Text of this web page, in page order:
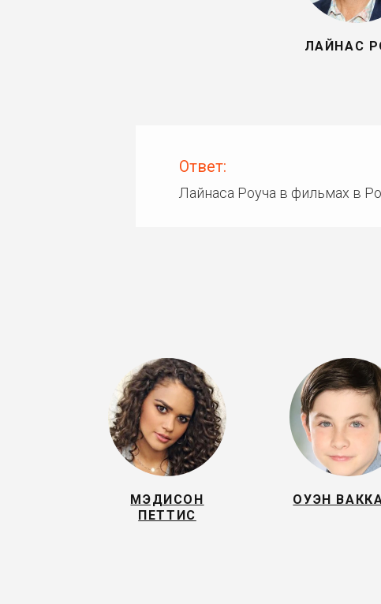
ЛАЙНАС
Ответ:
Лайнаса Роуча в фильмах в
МЭДИСОН
ПЕТТИС
ОУЭН